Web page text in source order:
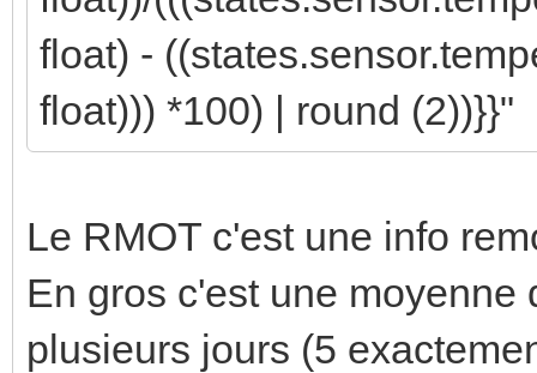
float) -
float))) *100) | round (2))}}"
Le RMOT c'est une info
En gros c'est une
plusieurs jours (5